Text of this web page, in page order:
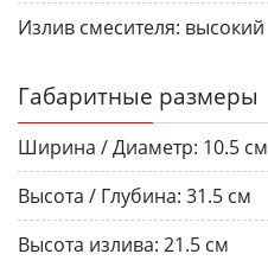
Излив смесителя: высокий
Габаритные размеры
Ширина / Диаметр: 10.5 см
Высота / Глубина: 31.5 см
Высота излива: 21.5 см